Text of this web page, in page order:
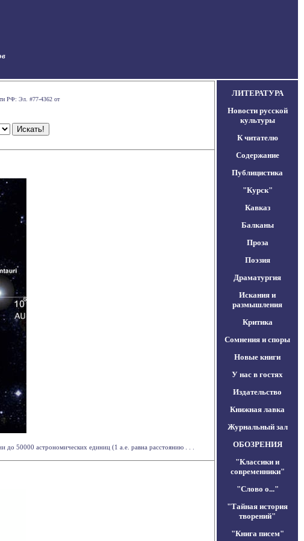
РФ: Эл. #77-4362 от
до 50000 астрономических единиц (1 а.е. равна расстоянию . . .
ЛИТЕРАТУРА
Новости русской
культуры
К читателю
Содержание
Публицистика
"Курск"
Кавказ
Балканы
Проза
Поэзия
Драматургия
Искания и
размышления
Критика
Сомнения и споры
Новые книги
У нас в гостях
Издательство
Книжная лавка
Журнальный зал
ОБОЗРЕНИЯ
"Классики и
современники"
"Слово о..."
"Тайная история
творений"
"Книга писем"